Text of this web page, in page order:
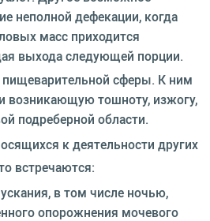
неполной дефекации, когда
масс приходится
выхода следующей порции.
сферы. К ним
возникающую тошноту, изжогу,
подреберной области.
к деятельности других
встречаются:
в том числе ночью,
опорожнения мочевого